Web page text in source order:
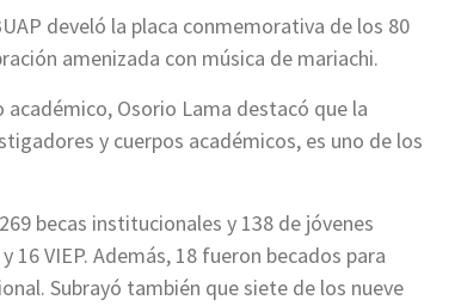
develó la placa conmemorativa de los 80
amenizada con música de mariachi.
Osorio Lama destacó que la
y cuerpos académicos, es uno de los
becas institucionales y 138 de jóvenes
16 VIEP. Además, 18 fueron becados para
Subrayó también que siete de los nueve